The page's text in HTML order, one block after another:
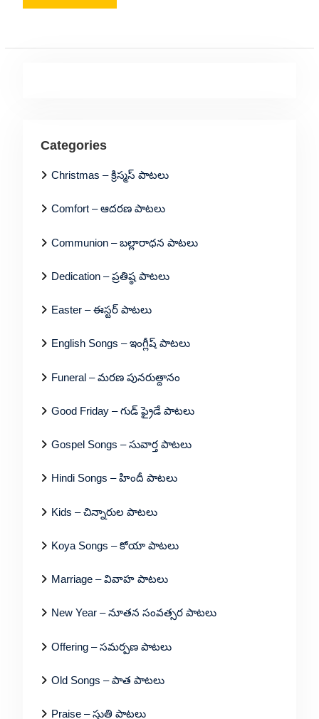
Categories
Christmas – క్రిస్మస్ పాటలు
Comfort – ఆదరణ పాటలు
Communion – బల్లారాధన పాటలు
Dedication – ప్రతిష్ఠ పాటలు
Easter – ఈస్టర్ పాటలు
English Songs – ఇంగ్లీష్ పాటలు
Funeral – మరణ పునరుత్దానం
Good Friday – గుడ్ ఫ్రైడే పాటలు
Gospel Songs – సువార్త పాటలు
Hindi Songs – హిందీ పాటలు
Kids – చిన్నారుల పాటలు
Koya Songs – కోయా పాటలు
Marriage – వివాహ పాటలు
New Year – నూతన సంవత్సర పాటలు
Offering – సమర్పణ పాటలు
Old Songs – పాత పాటలు
Praise – స్తుతి పాటలు